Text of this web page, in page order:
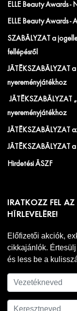
ELLE Beauty Awards
ELLE Beauty Awards
SZABÁLYZAT a
fellépésről
JÁTÉKSZABÁLYZAT
nyereményjátékhoz
JÁTÉKSZABÁLYZAT
nyereményjátékhoz
JÁTÉKSZABÁLYZAT
JÁTÉKSZABÁLYZAT
Hirdetési ÁSZF
IRATKOZZ FEL AZ
HÍRLEVELÉRE!
Előfizetői akciók,
cikkajánlók.
és less be a